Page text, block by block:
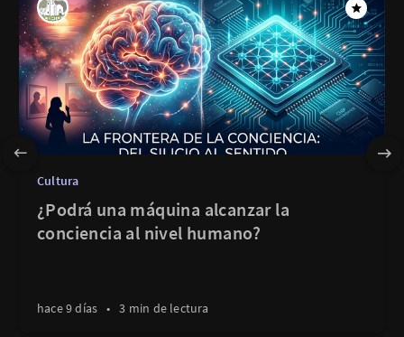
Cultura
¿Podrá una máquina alcanzar la
conciencia al nivel humano?
hace 9 días • 3 min de lectura